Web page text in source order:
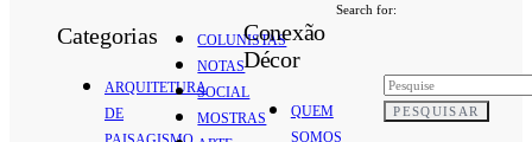
Categorias
ARQUITETURA
DE
COLUNISTAS
NOTAS
SOCIAL
MOSTRAS
Conexão
Décor
QUEM
SOMOS
Search for:
PESQUISAR